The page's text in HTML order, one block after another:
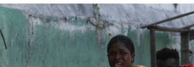
مع التدريبات الروسية، لافتاً إلى أنّ مناورة
الصاروخية وطائرات «سو 25».
الجنرال فيكتور غوليفيتش إلى أنّه «في
ووسائل الطيران في مطار احتياطي»، لافتاً إلى أنّه